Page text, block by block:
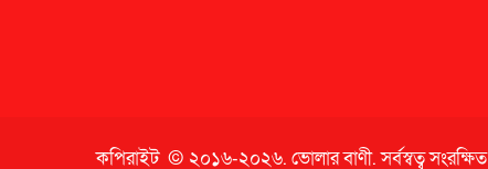
কপিরাইট © ২০১৬-২০২৬. ভোলার বাণী. সর্বস্বত্ব সংরক্ষিত